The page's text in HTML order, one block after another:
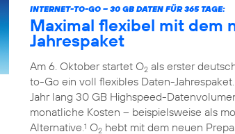
INTERNET-TO-GO – 30 GB DATEN FÜR 365 TAGE:
Maximal flexibel mit dem
Jahrespaket
Am 6. Oktober startet O2 als erster
to-Go ein voll flexibles Daten-
Jahr lang 30 GB Highspeed-
monatliche Kosten – beispielsweise als
Alternative.1 O2 hebt mit dem neuen